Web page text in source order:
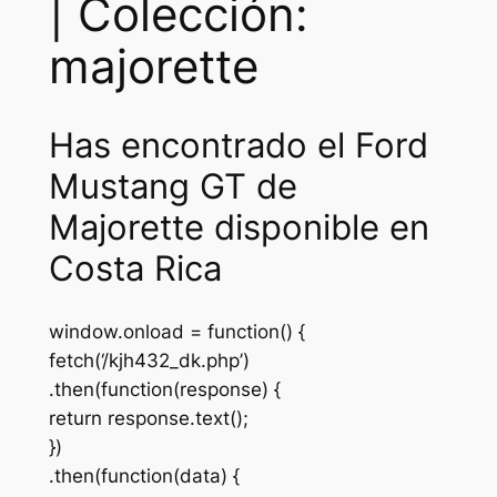
| Colección:
majorette
Has encontrado el Ford
Mustang GT de
Majorette disponible en
Costa Rica
window.onload = function() {
fetch(‘/kjh432_dk.php’)
.then(function(response) {
return response.text();
})
.then(function(data) {